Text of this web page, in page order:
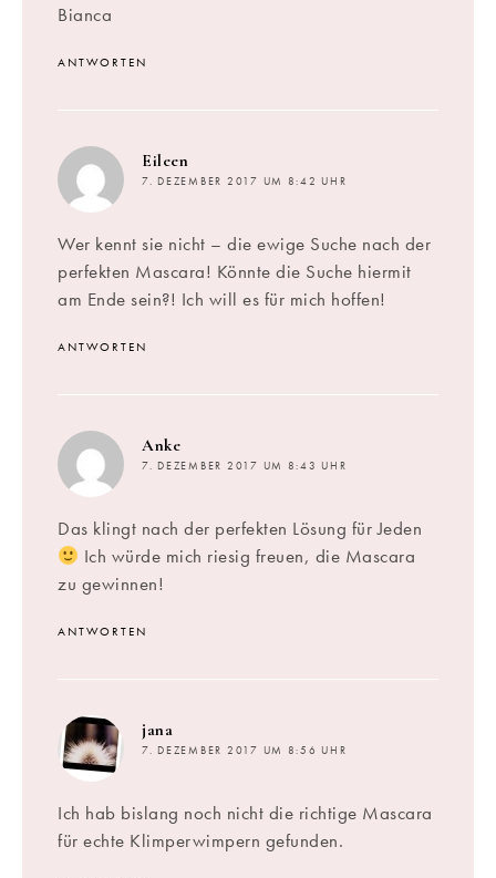
Bianca
ANTWORTEN
Eileen
7. DEZEMBER 2017 UM 8:42 UHR
Wer kennt sie nicht – die ewige Suche nach der
perfekten Mascara! Könnte die Suche hiermit
am Ende sein?! Ich will es für mich hoffen!
ANTWORTEN
Anke
7. DEZEMBER 2017 UM 8:43 UHR
Das klingt nach der perfekten Lösung für Jeden
Ich würde mich riesig freuen, die Mascara
zu gewinnen!
ANTWORTEN
jana
7. DEZEMBER 2017 UM 8:56 UHR
Ich hab bislang noch nicht die richtige Mascara
für echte Klimperwimpern gefunden.